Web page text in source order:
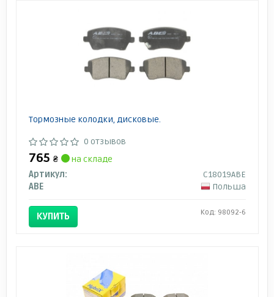
Тормозные колодки, дисковые.
0 отзывов
765 ₴
на складе
Артикул:
C18019ABE
ABE
Польша
КУПИТЬ Код: 98092-6